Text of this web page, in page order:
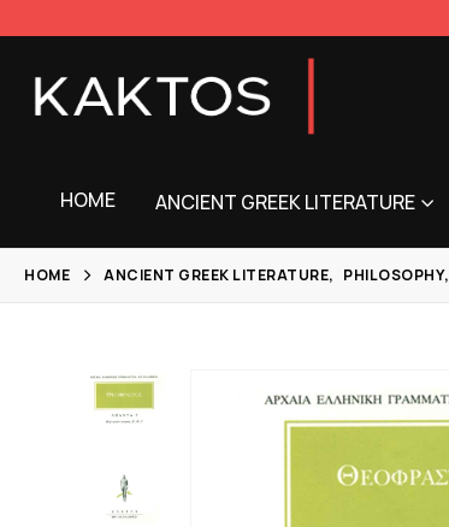
HOME ANCIENT GREEK LITERATURE
HOME ANCIENT GREEK LITERATURE, PHILOSOPHY,